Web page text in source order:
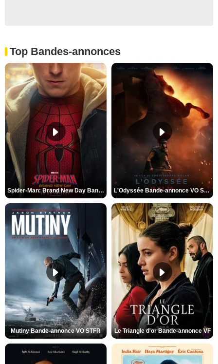
Top Bandes-annonces
Spider-Man: Brand New Day Bande-annonce VO STFR L'Odyssée Bande-annonce VO STFR
Mutiny Bande-annonce VO STFR Le Triangle d'or Bande-annonce VF